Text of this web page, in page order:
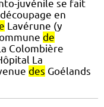
juvénile se fait
en
Lavérune (y
de
Colombière
La
des Goélands